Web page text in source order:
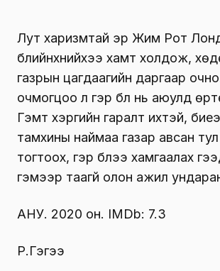
Лут харизмтай эр Жим Рот
бүлийнхнийхээ хамт холдож,
газрын цагдаагийн даргаар
очмогцоо л гэр бүл нь аюулд
Гэмт хэргийн гаралт ихтэй,
тамхины наймаа газар авсан
тогтоох, гэр бүлээ хамгаалах
гэмээр таагүй олон ажил
АНУ. 2020 он. IMDb: 7.3
Р.Гэгээ